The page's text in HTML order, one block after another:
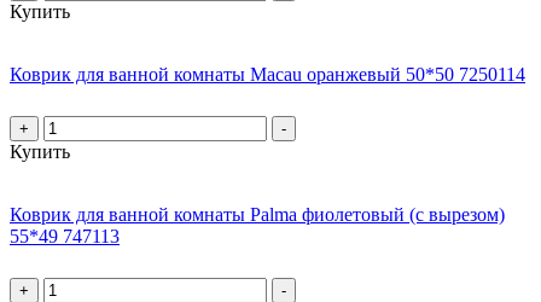
Купить
Коврик для ванной комнаты Macau оранжевый 50*50 7250114
+ -
Купить
Коврик для ванной комнаты Palma фиолетовый (с вырезом)
55*49 747113
+ -